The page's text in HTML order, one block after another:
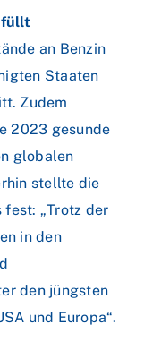
an Benzin
Staaten
Zudem
2023 gesunde
globalen
stellte die
fest: „Trotz der
in den
den jüngsten
und Europa“.